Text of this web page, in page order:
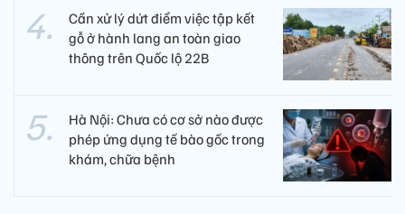
Cần xử lý dứt điểm việc tập kết
gỗ ở hành lang an toàn giao
thông trên Quốc lộ 22B
Hà Nội: Chưa có cơ sở nào được
phép ứng dụng tế bào gốc trong
khám, chữa bệnh